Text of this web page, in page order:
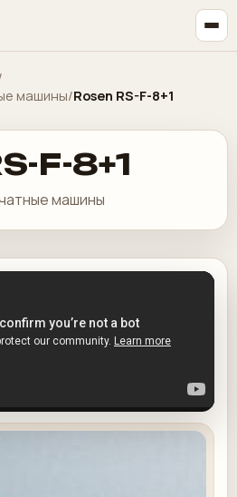
машины/Rosen RS-F-8+1
F-8+1
машины